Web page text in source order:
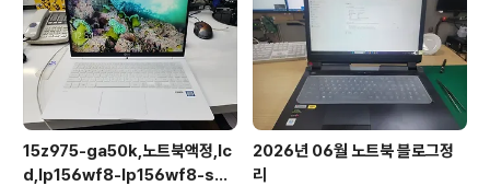
15z975-ga50k,노트북액정,lc
d,lp156wf8-lp156wf8-spa
2026년 06월 노트북 블로그정
리